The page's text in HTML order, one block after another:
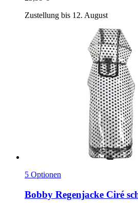
Zustellung bis 12. August
5 Optionen
Bobby Regenjacke Ciré